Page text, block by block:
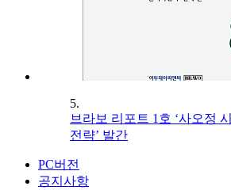
5.
브라보 리포트 1호 ‘사오정
전략’ 발간
PC버전
공지사항